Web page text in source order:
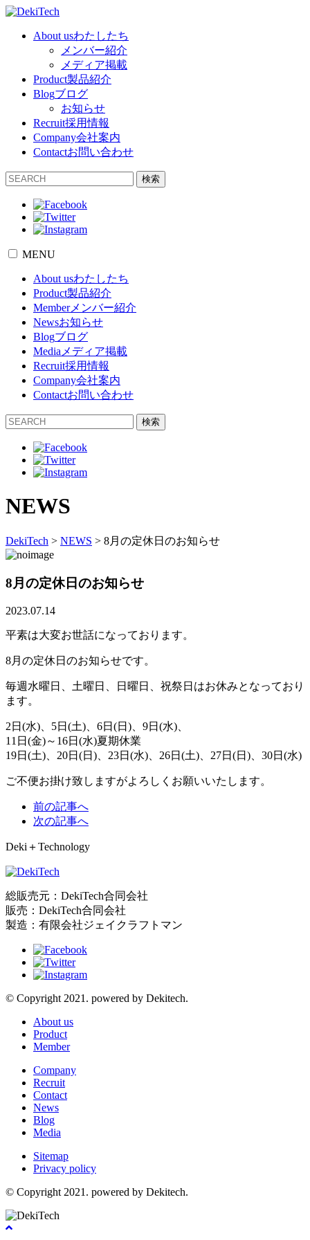
About usわたしたち
メンバー紹介
メディア掲載
Product製品紹介
Blogブログ
お知らせ
Recruit採用情報
Company会社案内
Contactお問い合わせ
検索
MENU
About usわたしたち
Product製品紹介
Memberメンバー紹介
Newsお知らせ
Blogブログ
Media メディア掲載
Recruit採用情報
Company会社案内
Contactお問い合わせ
検索
NEWS
DekiTech > NEWS > 8月の定休日のお知らせ
8月の定休日のお知らせ
2023.07.14
平素は大変お世話になっております。
8月の定休日のお知らせです。
毎週水曜日、土曜日、日曜日、祝祭日はお休みとなっており
ます。
2日(水)、5日(土)、6日(日)、9日(水)、
11日(金)～16日(水)夏期休業
19日(土)、20日(日)、23日(水)、26日(土)、27日(日)、30日(水)
ご不便お掛け致しますがよろしくお願いいたします。
前の記事へ
次の記事へ
Deki＋Technology
総販売元：DekiTech合同会社
販売：DekiTech合同会社
製造：有限会社ジェイクラフトマン
© Copyright 2021. powered by Dekitech.
About us
Product
Member
Company
Recruit
Contact
News
Blog
Media
Sitemap
Privacy policy
© Copyright 2021. powered by Dekitech.